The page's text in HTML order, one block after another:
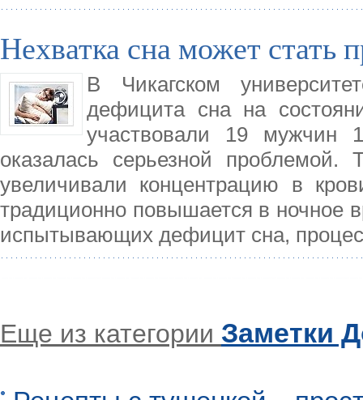
Нехватка сна может стать
В Чикагском
дефицита сна на
участвовали 19 мужчин
оказалась серьезной
увеличивали концентрацию в
традиционно повышается в ночное
испытывающих дефицит сна,
Еще из категории Заметки